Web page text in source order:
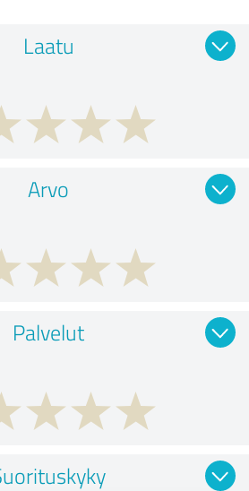
Laatu
Arvo
Palvelut